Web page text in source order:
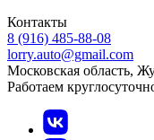
Контакты
8 (916) 485-88-08
lorry.auto@gmail.com
Московская область,
Работаем